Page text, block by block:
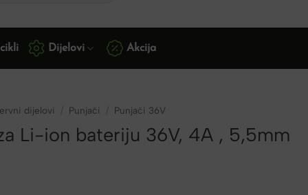
Dijelovi Akcija
dijelovi Punjači Punjači 36V
Li-ion bateriju 36V, 4A , 5,5mm